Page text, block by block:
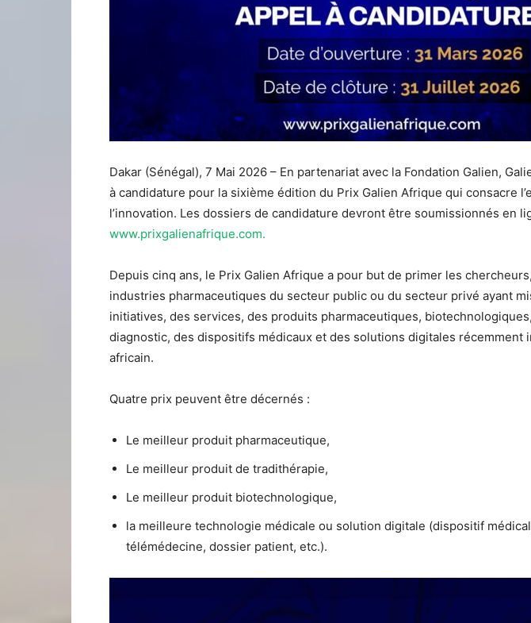
Dakar (Sénégal), 7 Mai 2026 – En partenariat avec la Fondation Galien,
à candidature pour la sixième édition du Prix Galien Afrique qui consacre
l’innovation. Les dossiers de candidature devront être soumissionnés en
www.prixgalienafrique.com.
Depuis cinq ans, le Prix Galien Afrique a pour but de primer les
industries pharmaceutiques du secteur public ou du secteur privé ayant
initiatives, des services, des produits pharmaceutiques,
diagnostic, des dispositifs médicaux et des solutions digitales récemment
africain.
Quatre prix peuvent être décernés :
Le meilleur produit pharmaceutique,
Le meilleur produit de tradithérapie,
Le meilleur produit biotechnologique,
la meilleure technologie médicale ou solution digitale (dispositif
télémédecine, dossier patient, etc.).